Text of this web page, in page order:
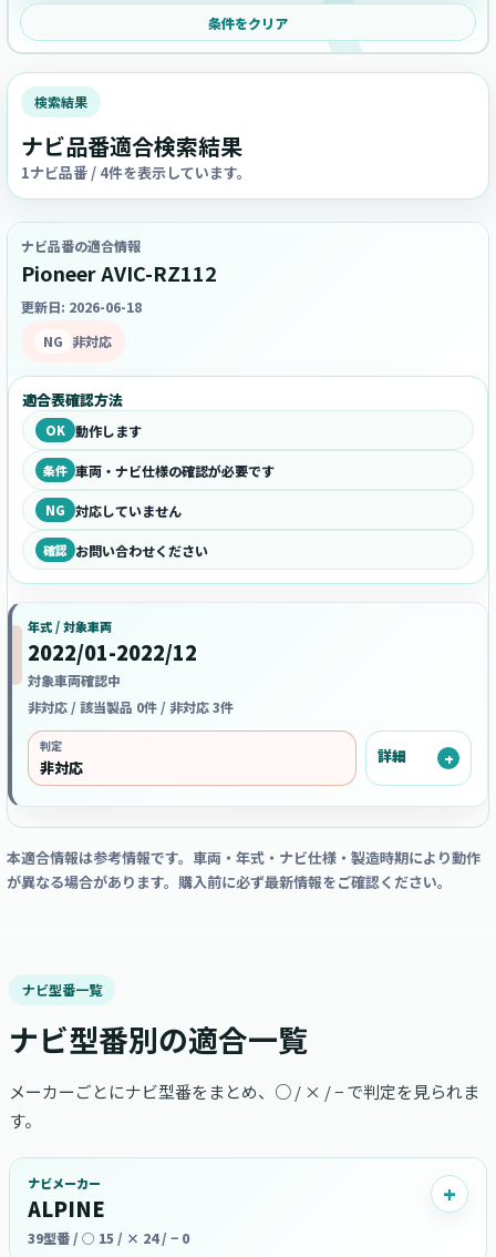
条件をクリア
検索結果
ナビ品番適合検索結果
1ナビ品番 / 4件を表示しています。
ナビ品番の適合情報
Pioneer AVIC-RZ112
更新日: 2026-06-18
NG 非対応
適合表確認方法
OK 動作します
条件 車両・ナビ仕様の確認が必要です
NG 対応していません
確認 お問い合わせください
年式 / 対象車両
2022/01-2022/12
対象車両確認中
非対応 / 該当製品 0件 / 非対応 3件
判定
非対応
詳細
本適合情報は参考情報です。車両・年式・ナビ仕様・製造時期により動作
が異なる場合があります。購入前に必ず最新情報をご確認ください。
ナビ型番一覧
ナビ型番別の適合一覧
メーカーごとにナビ型番をまとめ、○ / × / − で判定を見られま
す。
ナビメーカー
ALPINE
39型番 / ○ 15 / × 24 / − 0